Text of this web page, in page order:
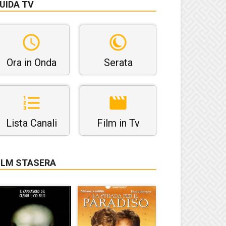
TV
Ora in Onda Serata
Lista Canali Film in Tv
STASERA